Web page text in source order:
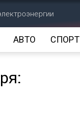
АВТО СПОРТ